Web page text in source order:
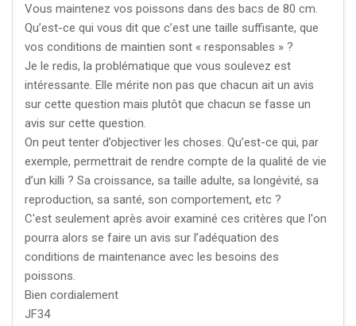
Vous maintenez vos poissons dans des bacs de 80 cm.
Qu’est-ce qui vous dit que c’est une taille suffisante, que
vos conditions de maintien sont « responsables » ?
Je le redis, la problématique que vous soulevez est
intéressante. Elle mérite non pas que chacun ait un avis
sur cette question mais plutôt que chacun se fasse un
avis sur cette question.
On peut tenter d’objectiver les choses. Qu’est-ce qui, par
exemple, permettrait de rendre compte de la qualité de vie
d’un killi ? Sa croissance, sa taille adulte, sa longévité, sa
reproduction, sa santé, son comportement, etc ?
C'est seulement après avoir examiné ces critères que l'on
pourra alors se faire un avis sur l’adéquation des
conditions de maintenance avec les besoins des
poissons.
Bien cordialement
JF34